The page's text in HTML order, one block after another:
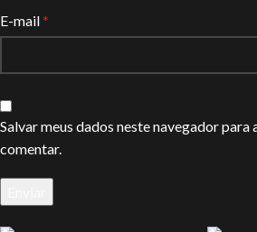
E-mail*
Salvar meus dados neste navegador para
comentar.